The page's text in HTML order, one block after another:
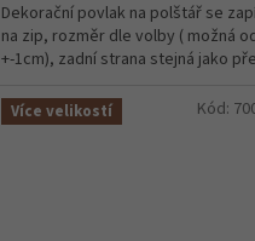
Dekorační povlak na polštář se
na zip, rozměr dle volby ( možná
+-1cm), zadní strana stejná jako
Více velikostí Kód: